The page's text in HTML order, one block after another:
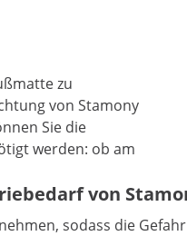
zu
von Stamony
Sie die
werden: ob am
von
sodass die